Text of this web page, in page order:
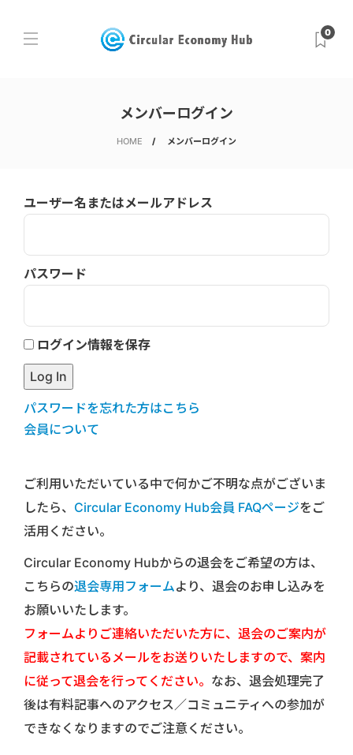
0
メンバーログイン
HOME メンバーログイン
ユーザー名またはメールアドレス
パスワード
ログイン情報を保存
パスワードを忘れた方はこちら
会員について
ご利用いただいている中で何かご不明な点がございま
したら、 Circular Economy Hub会員 FAQページをご
活用ください。
Circular Economy Hubからの退会をご希望の方は、
こちらの退会専用フォームより、退会のお申し込みを
お願いいたします。
フォームよりご連絡いただいた方に、退会のご案内が
記載されているメールをお送りいたしますので、案内
に従って退会を行ってください。 なお、退会処理完了
後は有料記事へのアクセス／コミュニティへの参加が
できなくなりますのでご注意ください。